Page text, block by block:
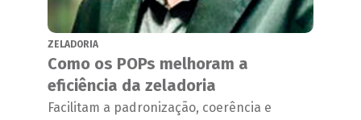
ZELADORIA
Como os POPs melhoram a
eficiência da zeladoria
Facilitam a padronização, coerência e